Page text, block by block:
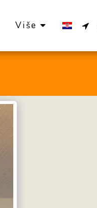
Više